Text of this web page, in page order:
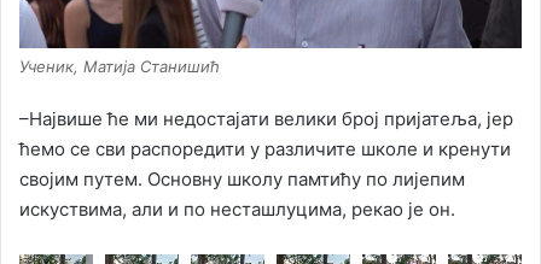
Ученик, Матија Станишић
–Највише ће ми недостајати велики број пријатеља, јер
ћемо се сви распоредити у различите школе и кренути
својим путем. Основну школу памтићу по лијепим
искуствима, али и по несташлуцима, рекао је он.